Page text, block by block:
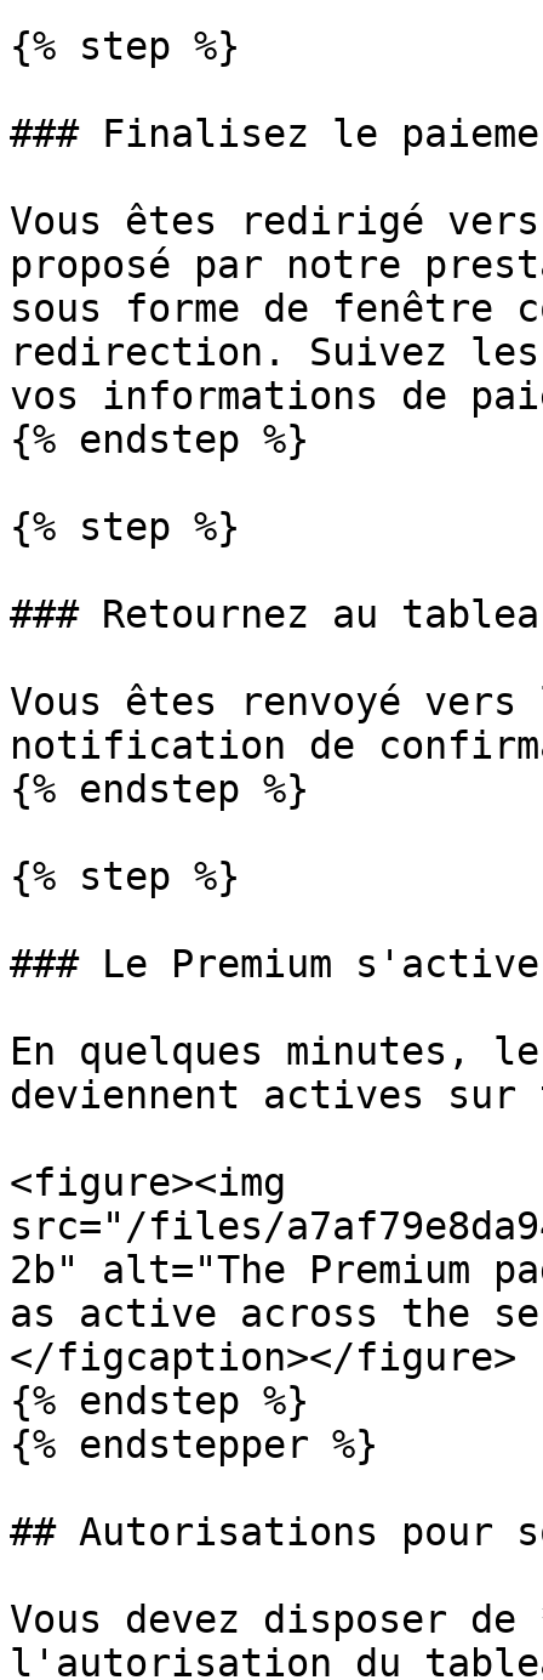
{% step %}
### Finalisez le
Vous êtes redirigé
proposé par notre
sous forme de
redirection. Suivez
vos informations de
{% endstep %}
{% step %}
### Retournez au
Vous êtes renvoyé
notification de
{% endstep %}
{% step %}
### Le Premium s'active
En quelques minutes,
deviennent actives
<figure><img
src="/files/
2b" alt="The Premium
as active across the
</figcaption></figure>
{% endstep %}
{% endstepper %}
## Autorisations pour
Vous devez disposer de
l'autorisation du